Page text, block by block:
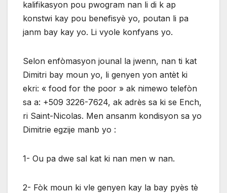
kalifikasyon pou pwogram nan li di k ap
konstwi kay pou benefisyè yo, poutan li pa
janm bay kay yo. Li vyole konfyans yo.
Selon enfòmasyon jounal la jwenn, nan ti kat
Dimitri bay moun yo, li genyen yon antèt ki
ekri: « food for the poor » ak nimewo telefòn
sa a: +509 3226-7624, ak adrès sa ki se Ench,
ri Saint-Nicolas. Men ansanm kondisyon sa yo
Dimitrie egzije manb yo :
1- Ou pa dwe sal kat ki nan men w nan.
2- Fòk moun ki vle genyen kay la bay pyès tè